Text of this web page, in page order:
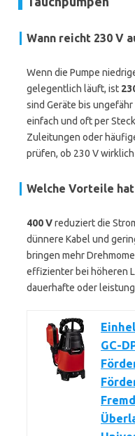
Wann reicht 230 V
Wenn die Pumpe
gelegentlich läuft, ist
sind Geräte bis ungefähr
einfach und oft per
Zuleitungen oder
prüfen, ob 230 V
Welche Vorteile hat
400 Vreduziert die
dünnere Kabel und
bringen mehr
effizienter bei höheren
dauerhafte oder
GC-